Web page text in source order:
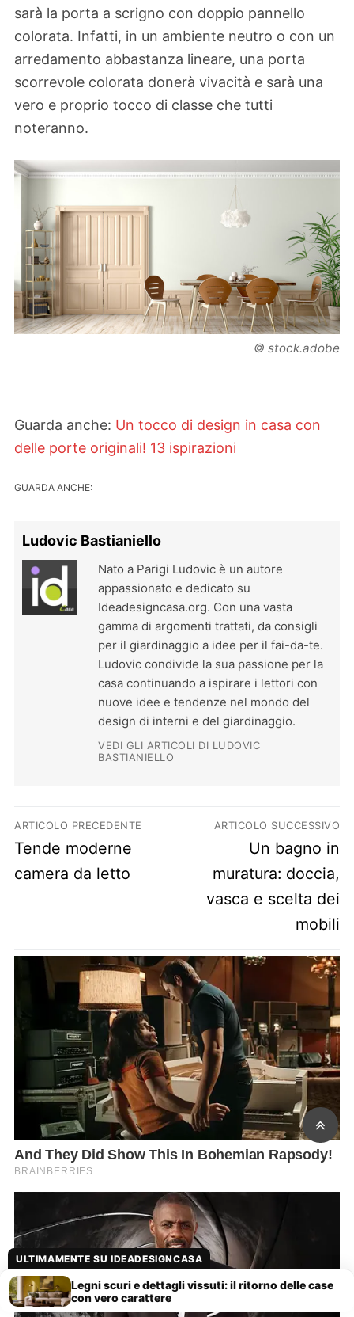
sarà la porta a scrigno con doppio pannello
colorata. Infatti, in un ambiente neutro o con un
arredamento abbastanza lineare, una porta
scorrevole colorata donerà vivacità e sarà una
vero e proprio tocco di classe che tutti
noteranno.
© stock.adobe
Guarda anche: Un tocco di design in casa con
delle porte originali! 13 ispirazioni
GUARDA ANCHE:
Ludovic Bastianiello
Nato a Parigi Ludovic è un autore
appassionato e dedicato su
Ideadesigncasa.org. Con una vasta
gamma di argomenti trattati, da consigli
per il giardinaggio a idee per il fai-da-te.
Ludovic condivide la sua passione per la
casa continuando a ispirare i lettori con
nuove idee e tendenze nel mondo del
design di interni e del giardinaggio.
VEDI GLI ARTICOLI DI LUDOVIC
BASTIANIELLO
Navigazione articoli
ARTICOLO PRECEDENTE
Previous post:
Tende moderne
camera da letto
ARTICOLO SUCCESSIVO
Next post:
Un bagno in
muratura: doccia,
vasca e scelta dei
mobili
ULTIMAMENTE SU IDEADESIGNCASA
Legni scuri e dettagli vissuti: il ritorno delle case
con vero carattere